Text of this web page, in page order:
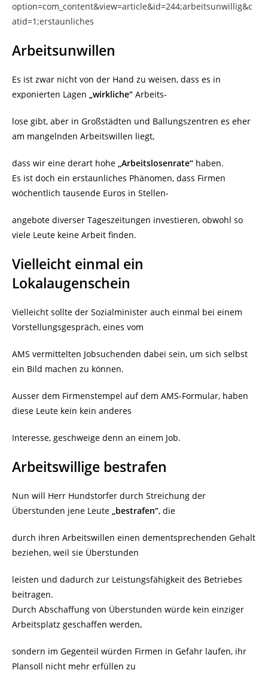
option=com_content&view=article&id=244;arbeitsunwillig&c
atid=1;erstaunliches
Arbeitsunwillen
Es ist zwar nicht von der Hand zu weisen, dass es in
exponierten Lagen „wirkliche“ Arbeits-
lose gibt, aber in Großstädten und Ballungszentren es eher
am mangelnden Arbeitswillen liegt,
dass wir eine derart hohe „Arbeitslosenrate“ haben.
Es ist doch ein erstaunliches Phänomen, dass Firmen
wöchentlich tausende Euros in Stellen-
angebote diverser Tageszeitungen investieren, obwohl so
viele Leute keine Arbeit finden.
Vielleicht einmal ein
Lokalaugenschein
Vielleicht sollte der Sozialminister auch einmal bei einem
Vorstellungsgespräch, eines vom
AMS vermittelten Jobsuchenden dabei sein, um sich selbst
ein Bild machen zu können.
Ausser dem Firmenstempel auf dem AMS-Formular, haben
diese Leute kein kein anderes
Interesse, geschweige denn an einem Job.
Arbeitswillige bestrafen
Nun will Herr Hundstorfer durch Streichung der
Überstunden jene Leute „bestrafen“, die
durch ihren Arbeitswillen einen dementsprechenden Gehalt
beziehen, weil sie Überstunden
leisten und dadurch zur Leistungsfähigkeit des Betriebes
beitragen.
Durch Abschaffung von Überstunden würde kein einziger
Arbeitsplatz geschaffen werden,
sondern im Gegenteil würden Firmen in Gefahr laufen, ihr
Plansoll nicht mehr erfüllen zu